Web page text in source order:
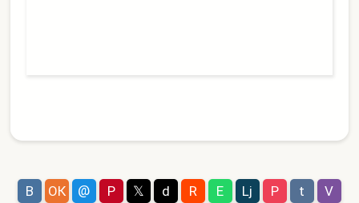
В ОК @ P 𝕏 d R E Lj P t V